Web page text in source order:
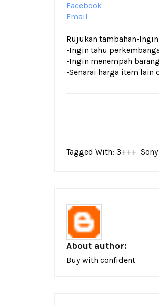
Facebook
Email
Rujukan tambahan-
-Ingin tahu
-Ingin menempah
-Senarai harga item lain
Tagged With: 3+++ Sony
About author:
Buy with confident